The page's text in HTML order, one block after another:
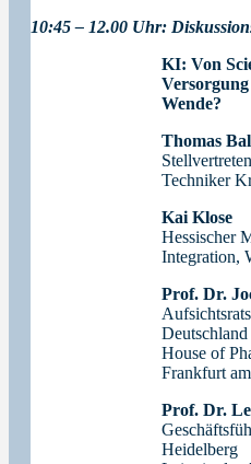
10:45 – 12.00 Uhr:
KI: Von
Wende?
Thomas
Techniker
Kai Klose
Hessischer
Integration,
Prof. Dr.
House of
Frankfurt
Prof. Dr.
Heidelberg